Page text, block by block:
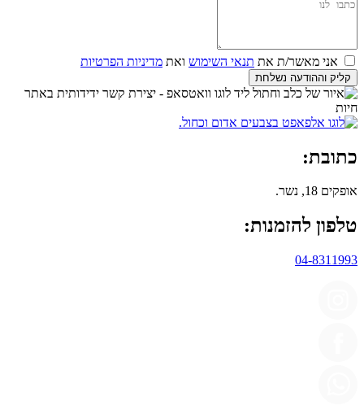
אני מאשר/ת את תנאי השימוש ואת מדיניות הפרטיות
קליק וההודעה נשלחת
כתובת:
אופקים 18, נשר.
טלפון להזמנות:
04-8311993